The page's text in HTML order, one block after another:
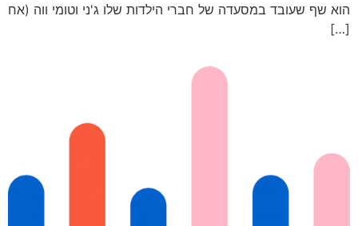
הוא שף שעובד במסעדה של חברי הילדות שלו ג'ני וטומי ווה (אח
[…]